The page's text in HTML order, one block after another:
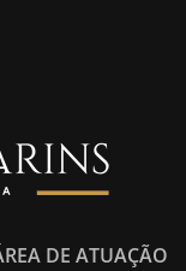
DE ATUAÇÃO